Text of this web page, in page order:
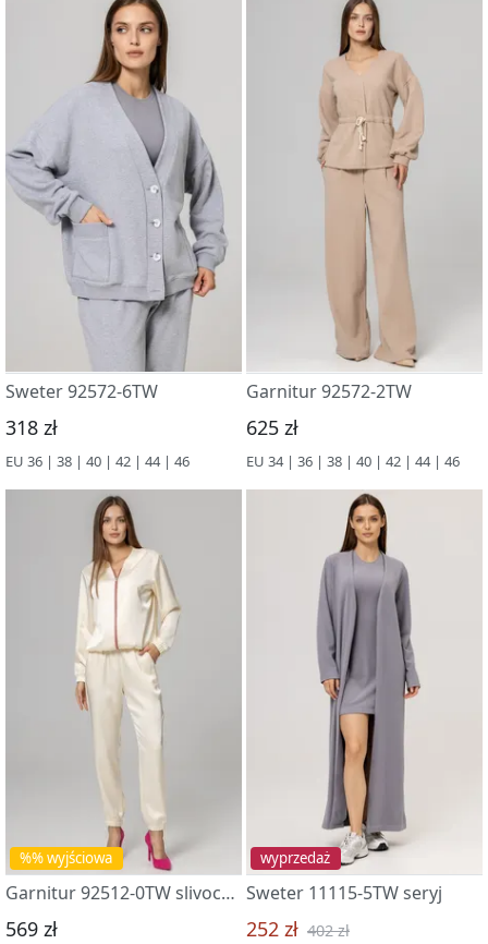
Sweter 92572-6TW
318 zł
EU 36 | 38 | 40 | 42 | 44 | 46
Garnitur 92572-2TW
625 zł
EU 34 | 36 | 38 | 40 | 42 | 44 | 46
%% wyjściowa
Garnitur 92512-0TW slivochnyj
569 zł
wyprzedaż
Sweter 11115-5TW seryj
252 zł 402 zł